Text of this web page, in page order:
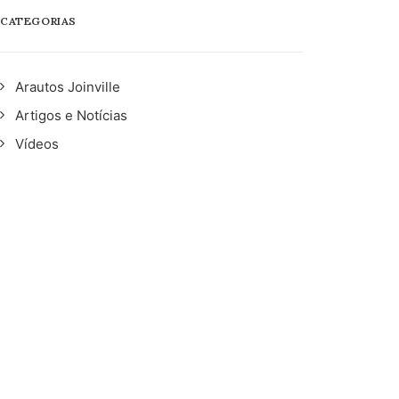
CATEGORIAS
Arautos Joinville
Artigos e Notícias
Vídeos